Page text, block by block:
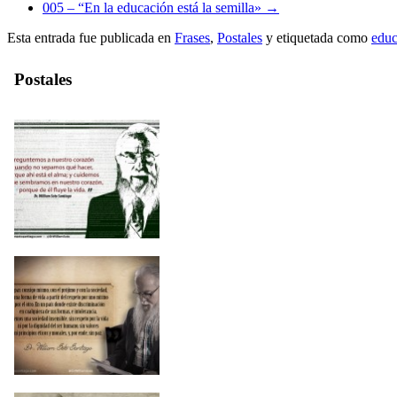
005 – “En la educación está la semilla» →
Esta entrada fue publicada en Frases, Postales y etiquetada como
Postales